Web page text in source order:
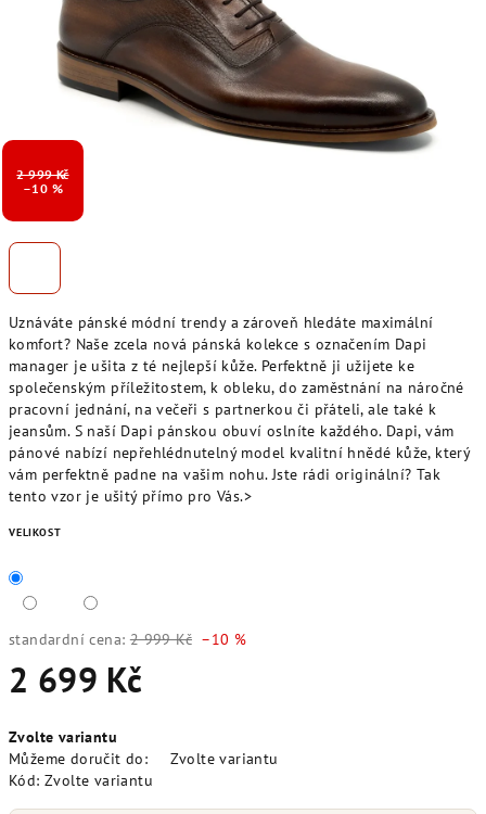
Uznáváte pánské módní trendy a zároveň hledáte maximální
komfort? Naše zcela nová pánská kolekce s označením Dapi
manager je ušita z té nejlepší kůže. Perfektně ji užijete ke
společenským příležitostem, k obleku, do zaměstnání na náročné
pracovní jednání, na večeři s partnerkou či přáteli, ale také k
jeansům. S naší Dapi pánskou obuví oslníte každého. Dapi, vám
pánové nabízí nepřehlédnutelný model kvalitní hnědé kůže, který
vám perfektně padne na vašim nohu. Jste rádi originální? Tak
tento vzor je ušitý přímo pro Vás.>
VELIKOST
standardní cena: 2 999 Kč –10 %
2 699 Kč
cena:
Zvolte variantu
Můžeme doručit do:
Zvolte variantu
Kód: Zvolte variantu
2 999 Kč
–10 %